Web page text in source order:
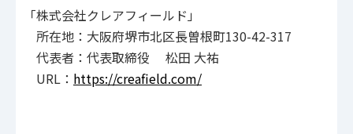
「株式会社クレアフィールド」
所在地：大阪府堺市北区長曽根町130-42-317
代表者：代表取締役 松田 大祐
URL： https://creafield.com/